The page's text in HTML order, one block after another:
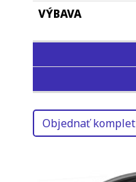
Objednať komplet